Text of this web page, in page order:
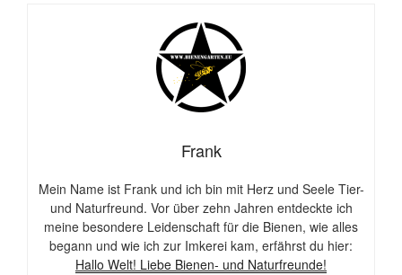
Frank
Mein Name ist Frank und ich bin mit Herz und Seele Tier-
und Naturfreund. Vor über zehn Jahren entdeckte ich
meine besondere Leidenschaft für die Bienen, wie alles
begann und wie ich zur Imkerei kam, erfährst du hier:
Hallo Welt! Liebe Bienen- und Naturfreunde!